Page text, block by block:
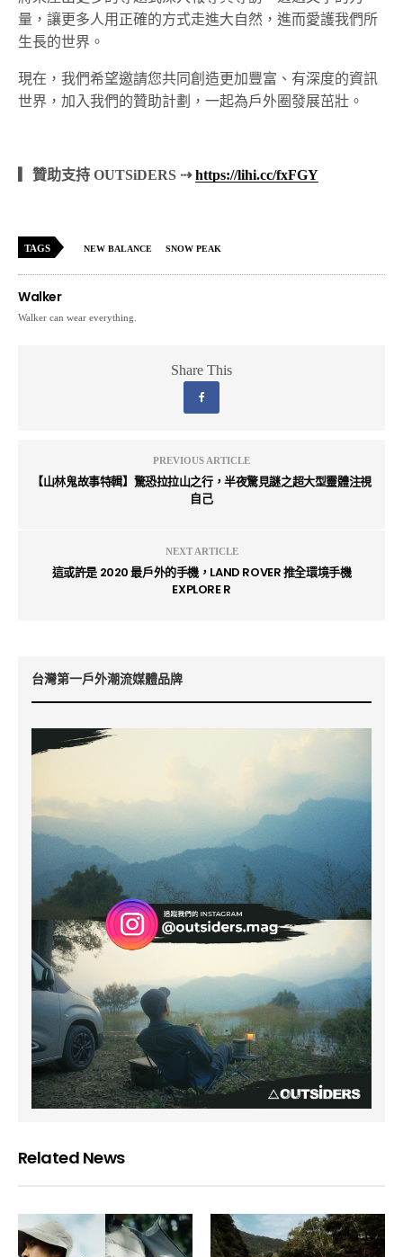
量，讓更多人用正確的方式走進大自然，進而愛護我們所
生長的世界。
現在，我們希望邀請您共同創造更加豐富、有深度的資訊
世界，加入我們的贊助計劃，一起為戶外圈發展茁壯。
▎贊助支持 OUTSiDERS ⇢https://lihi.cc/fxFGY
TAGS NEW BALANCE SNOW PEAK
Walker
Walker can wear everything.
Share This
PREVIOUS ARTICLE
【山林鬼故事特輯】驚恐拉拉山之行，半夜驚見謎之超大型靈體注視
自己
NEXT ARTICLE
這或許是 2020 最戶外的手機，LAND ROVER 推全環境手機
EXPLORE R
台灣第一戶外潮流媒體品牌
Related News